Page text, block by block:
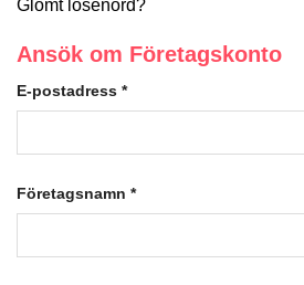
Glömt lösenord?
Ansök om Företagskonto
E-postadress *
Företagsnamn *